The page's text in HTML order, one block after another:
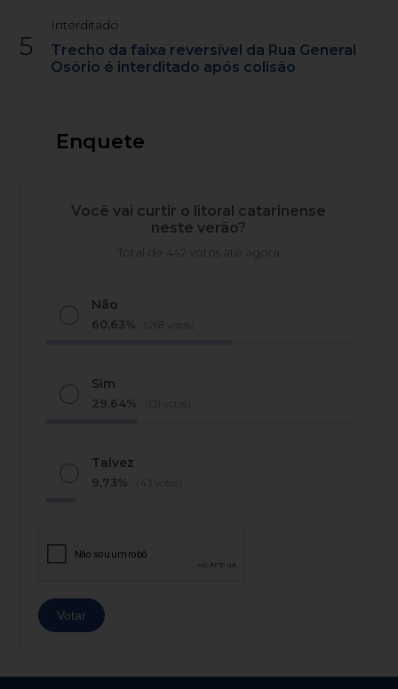
5
Interditado
Trecho da faixa reversível da Rua General
Osório é interditado após colisão
Enquete
Você vai curtir o litoral catarinense
neste verão?
Total de 442 votos até agora
Não
60,63% (268 votos)
Sim
29,64% (131 votos)
Talvez
9,73% (43 votos)